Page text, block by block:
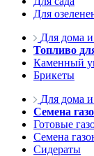
Для
Для дома и
Топливо
Каменный
Брикеты
Для дома и
Семена
Готовые
Семена
Сидераты